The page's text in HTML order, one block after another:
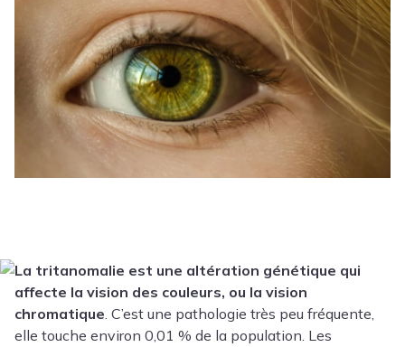
La tritanomalie est une altération génétique qui
affecte la vision des couleurs, ou la vision
chromatique. C’est une pathologie très peu fréquente,
elle touche environ 0,01 % de la population. Les